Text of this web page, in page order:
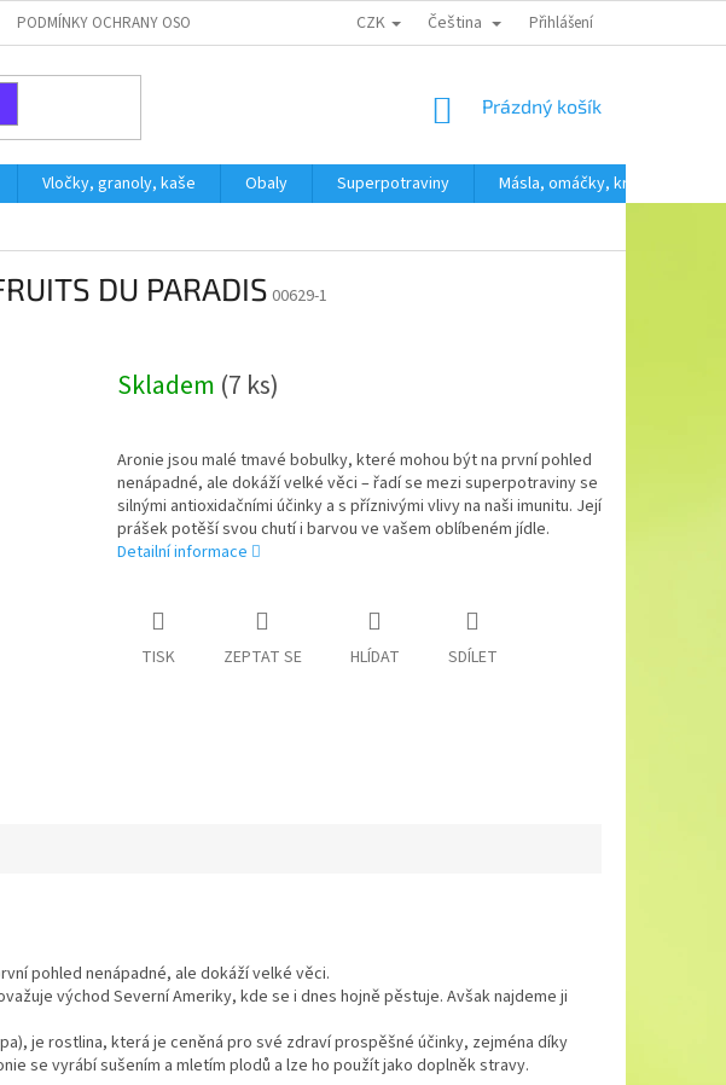
PODMÍNKY OCHRANY OSOBNÍCH ÚDAJŮ CZK Čeština Přihlášení
NÁKUPNÍ
Prázdný košík
Vločky, granoly, kaše Obaly Superpotraviny Másla, omáčky, krémy
DU PARADIS 00629-1
Skladem (7 ks)
Aronie jsou malé tmavé bobulky, které mohou být na první pohled
nenápadné, ale dokáží velké věci – řadí se mezi superpotraviny se
silnými antioxidačními účinky a s příznivými vlivy na naši imunitu. Její
prášek potěší svou chutí i barvou ve vašem oblíbeném jídle.
Detailní informace
TISK ZEPTAT SE HLÍDAT SDÍLET
pohled nenápadné, ale dokáží velké věci.
východ Severní Ameriky, kde se i dnes hojně pěstuje. Avšak najdeme ji
je rostlina, která je ceněná pro své zdraví prospěšné účinky, zejména díky
se vyrábí sušením a mletím plodů a lze ho použít jako doplněk stravy.